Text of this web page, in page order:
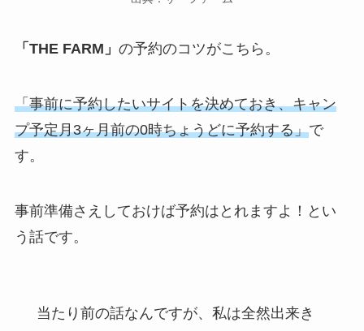
「THE FARM」 の予約のコツがこちら。
「事前に予約したいサイトを決めておき、キャン
プ予定月3ヶ月前の0時ちょうどに予約する」で
す。
事前準備さえしておけば予約はとれますよ！とい
う話です。
当たり前の話なんですが、私は全然出来き